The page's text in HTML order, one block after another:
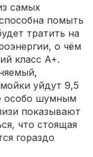
самых
помыть
тратить на
о чём
класс A+.
уйдут 9,5
особо шумным
показывают
что стоящая
гораздо